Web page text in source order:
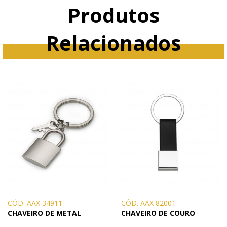
Produtos
Relacionados
CÓD. AAX 34911
CHAVEIRO DE METAL
CÓD. AAX 82001
CHAVEIRO DE COURO